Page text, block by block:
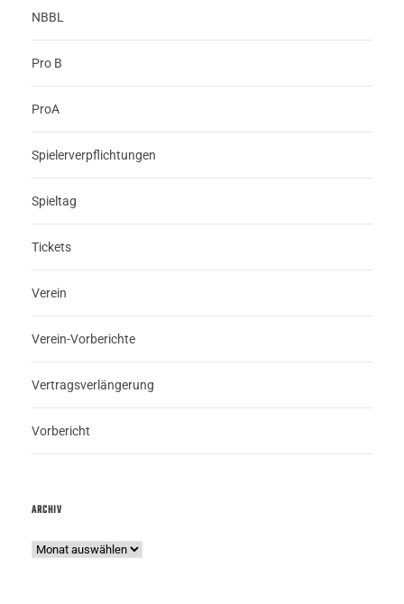
NBBL
Pro B
ProA
Spielerverpflichtungen
Spieltag
Tickets
Verein
Verein-Vorberichte
Vertragsverlängerung
Vorbericht
ARCHIV